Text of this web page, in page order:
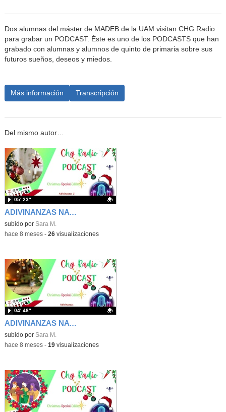
Dos alumnas del máster de MADEB de la UAM visitan CHG Radio
para grabar un PODCAST. Éste es uno de los PODCASTS que han
grabado con alumnas y alumnos de quinto de primaria sobre sus
futuros sueños, deseos y miedos.
Más información Transcripción
Del mismo autor…
ADIVINANZAS NAVIDEÑAS 2
Contenido educativo.
subido por Sara M.
05′ 23″
-hace 8 meses- 26visualizaciones
ADIVINANZAS NAVIDEÑAS 1
Contenido educativo.
subido por Sara M.
04′ 48″
-hace 8 meses- 19visualizaciones